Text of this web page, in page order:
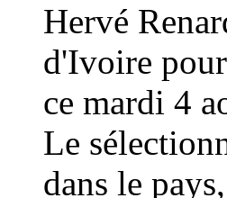
Hervé
d'Ivoire pour
ce mardi 4
Le
dans le